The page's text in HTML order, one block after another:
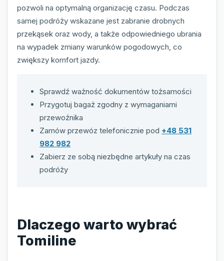
pozwoli na optymalną organizację czasu. Podczas
samej podróży wskazane jest zabranie drobnych
przekąsek oraz wody, a także odpowiedniego ubrania
na wypadek zmiany warunków pogodowych, co
zwiększy komfort jazdy.
Sprawdź ważność dokumentów tożsamości
Przygotuj bagaż zgodny z wymaganiami
przewoźnika
Zamów przewóz telefonicznie pod +48 531
982 982
Zabierz ze sobą niezbędne artykuły na czas
podróży
Dlaczego warto wybrać
Tomiline